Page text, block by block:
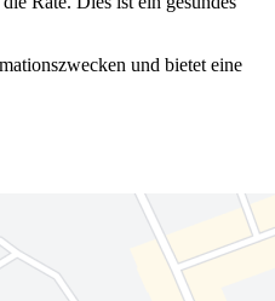
und bietet eine